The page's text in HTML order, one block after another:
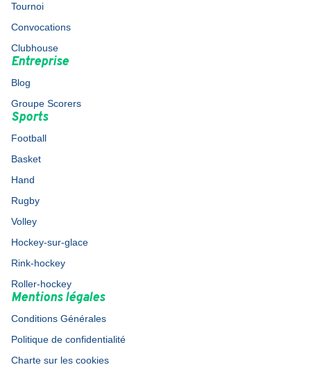
Tournoi
Convocations
Clubhouse
Entreprise
Blog
Groupe Scorers
Sports
Football
Basket
Hand
Rugby
Volley
Hockey-sur-glace
Rink-hockey
Roller-hockey
Mentions légales
Conditions Générales
Politique de confidentialité
Charte sur les cookies